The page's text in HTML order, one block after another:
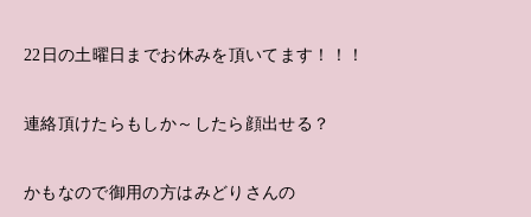
22日の土曜日までお休みを頂いてます！！！
連絡頂けたらもしか～したら顔出せる？
かもなので御用の方はみどりさんの